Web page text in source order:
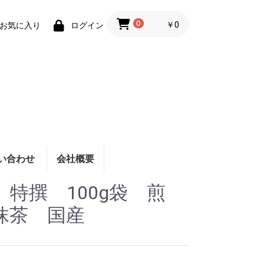
お気に入り ログイン 0 ￥0
合わせ 会社概要
特撰 100g袋 煎
茶 国産